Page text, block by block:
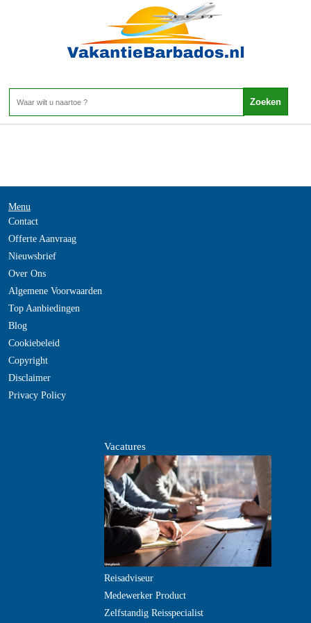
Home>
Menu
Contact
Offerte Aanvraag
Nieuwsbrief
Over Ons
Algemene Voorwaarden
Top Aanbiedingen
Blog
Cookiebeleid
Copyright
Disclaimer
Privacy Policy
Vacatures
Reisadviseur
Medewerker Product
Zelfstandig Reisspecialist